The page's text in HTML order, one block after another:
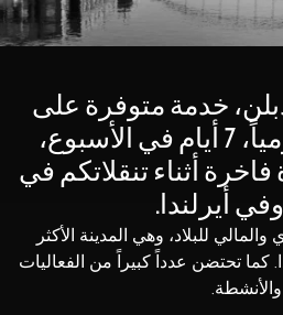
خدمة متوفرة على
مدار 24 ساعة يومياً، 7 أيام في الأسبوع،
أثناء تنقلاتكم في
أيرلندا.
للبلاد، وهي المدينة الأكثر
كما تحتضن عدداً كبيراً من الفعاليات
والأنشطة.